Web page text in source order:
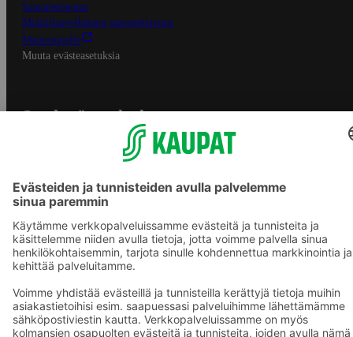
Saavutettavuus
Mobiilisovelluksen saavutettavuus
Mainostajalle
Muuta evästeasetuksia
S-ryhmän palvelut
Yhteishyvä Ruoka -sovellus
Prisma.fi
Sokos.fi
S-Pankki
Sokos Hotels
Raflaamo